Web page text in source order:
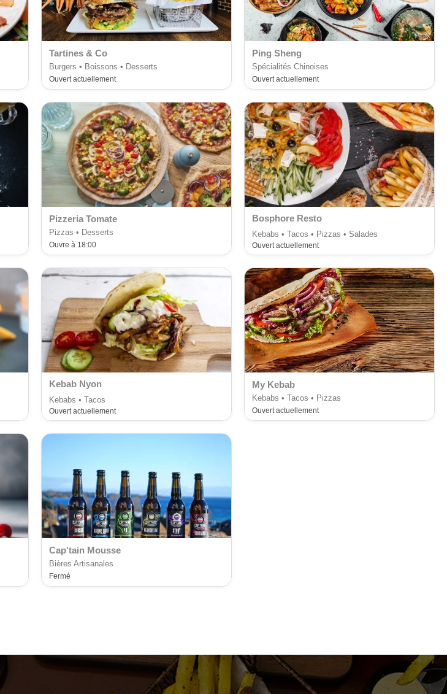
Tartines & Co
Burgers • Boissons • Desserts
Ouvert actuellement
Ping Sheng
Spécialités Chinoises
Ouvert actuellement
Pizzeria Tomate
Pizzas • Desserts
Ouvre à 18:00
Bosphore Resto
Kebabs • Tacos • Pizzas • Salades
Ouvert actuellement
Kebab Nyon
Kebabs • Tacos
Ouvert actuellement
My Kebab
Kebabs • Tacos • Pizzas
Ouvert actuellement
Cap'tain Mousse
Bières Artisanales
Fermé